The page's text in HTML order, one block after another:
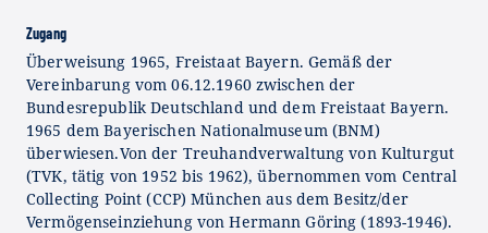
Zugang
Überweisung 1965, Freistaat Bayern. Gemäß der
Vereinbarung vom 06.12.1960 zwischen der
Bundesrepublik Deutschland und dem Freistaat Bayern.
1965 dem Bayerischen Nationalmuseum (BNM)
überwiesen.Von der Treuhandverwaltung von Kulturgut
(TVK, tätig von 1952 bis 1962), übernommen vom Central
Collecting Point (CCP) München aus dem Besitz/der
Vermögenseinziehung von Hermann Göring (1893-1946).